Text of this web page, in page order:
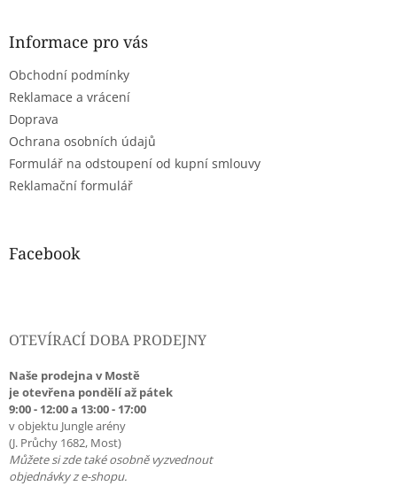
Informace pro vás
Obchodní podmínky
Reklamace a vrácení
Doprava
Ochrana osobních údajů
Formulář na odstoupení od kupní smlouvy
Reklamační formulář
Facebook
OTEVÍRACÍ DOBA PRODEJNY
Naše prodejna v Mostě
je otevřena pondělí až pátek
9:00 - 12:00 a 13:00 - 17:00
v objektu Jungle arény
(J. Průchy 1682, Most)
Můžete si zde také osobně vyzvednout
objednávky z e-shopu.